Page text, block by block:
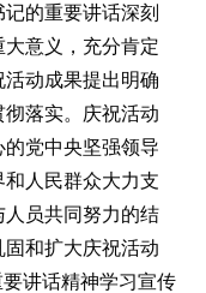
的重要讲话深刻
意义，充分肯定
动成果提出明确
落实。庆祝活动
党中央坚强领导
人民群众大力支
员共同努力的结
和扩大庆祝活动
讲话精神学习宣传